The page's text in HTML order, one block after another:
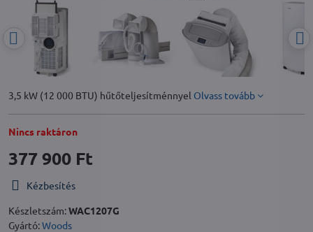
3,5 kW (12 000 BTU) hűtőteljesítménnyel Olvass tovább
Nincs raktáron
377 900 Ft
Kézbesítés
Készletszám:WAC1207G
Gyártó:Woods